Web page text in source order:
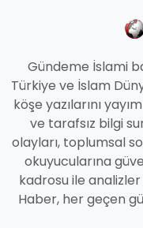
Gündeme İslami
Türkiye ve İslam
köşe yazılarını
ve tarafsız bilgi
olayları, toplumsal
okuyucularına
kadrosu ile
Haber, her geçen